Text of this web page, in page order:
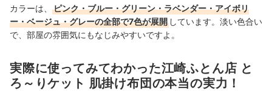
カラーは、
ピンク・ブルー・グリーン・ラベンダー・アイボリ
ー・ベージュ・グレーの全部で7色が展開 しています。淡い色合い
で、部屋の雰囲気にもなじみやすいですよ。
実際に使ってみてわかった江崎ふとん店 と
ろ～りケット 肌掛け布団の本当の実力！